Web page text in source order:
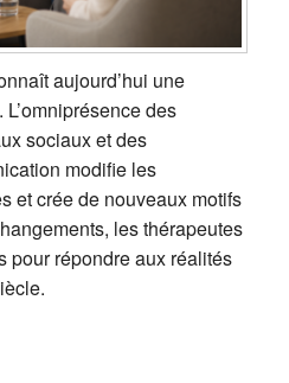
aujourd’hui une
des
sociaux et des
modifie les
et crée de nouveaux motifs
les thérapeutes
pour répondre aux réalités